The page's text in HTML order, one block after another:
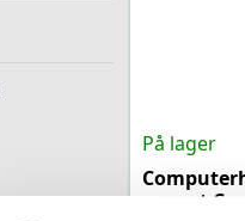
På lager
mount